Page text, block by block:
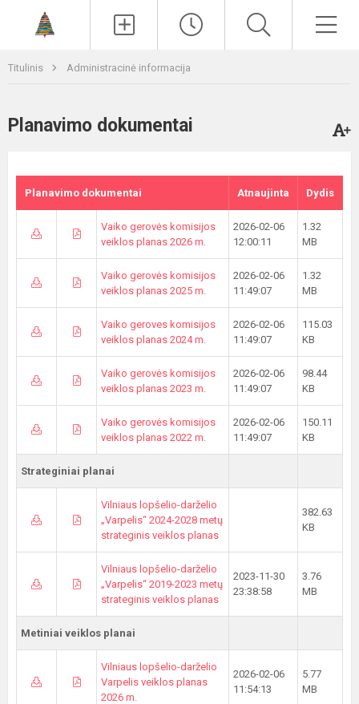
Titulinis Administracinė informacija
Planavimo dokumentai
Planavimo dokumentai Atnaujinta Dydis
Vaiko gerovės komisijos
veiklos planas 2026 m.
2026-02-06
12:00:11
1.32
MB
Vaiko gerovės komisijos
veiklos planas 2025 m.
2026-02-06
11:49:07
1.32
MB
Vaiko geroves komisijos
veiklos planas 2024 m.
2026-02-06
11:49:07
115.03
KB
Vaiko gerovės komisijos
veiklos planas 2023 m.
2026-02-06
11:49:07
98.44
KB
Vaiko gerovės komisijos
veiklos planas 2022 m.
2026-02-06
11:49:07
150.11
KB
Strateginiai planai
Vilniaus lopšelio-darželio
„Varpelis“ 2024-2028 metų
strateginis veiklos planas
382.63
KB
Vilniaus lopšelio-darželio
„Varpelis“ 2019-2023 metų
strateginis veiklos planas
2023-11-30
23:38:58
3.76
MB
Metiniai veiklos planai
Vilniaus lopšelio-darželio
Varpelis veiklos planas
2026 m.
2026-02-06
11:54:13
5.77
MB